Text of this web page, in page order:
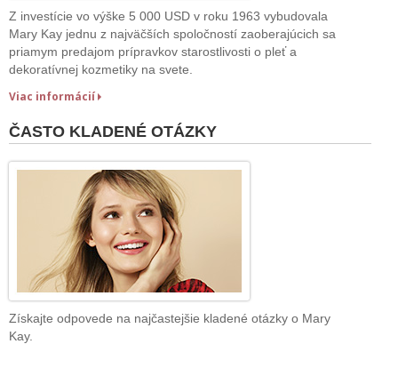
Z investície vo výške 5 000 USD v roku 1963 vybudovala
Mary Kay jednu z najväčších spoločností zaoberajúcich sa
priamym predajom prípravkov starostlivosti o pleť a
dekoratívnej kozmetiky na svete.
Viac informácií
ČASTO KLADENÉ OTÁZKY
Získajte odpovede na najčastejšie kladené otázky o Mary
Kay.